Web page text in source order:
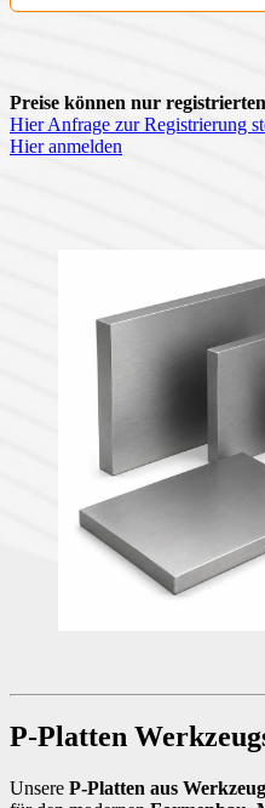
Preise können nur
Hier Anfrage zur Registrierung
Hier anmelden
P-Platten
Unsere P-Platten aus